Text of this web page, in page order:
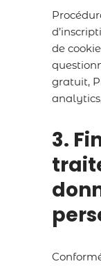
de
gratuit,
3.